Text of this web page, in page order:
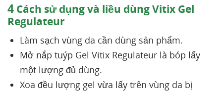
4 Cách sử dụng và liều dùng Vitix Gel
Regulateur
Làm sạch vùng da cần dùng sản phẩm.
Mở nắp tuýp Gel Vitix Regulateur là bóp lấy
một lượng đủ dùng.
Xoa đều lượng gel vừa lấy trên vùng da bị